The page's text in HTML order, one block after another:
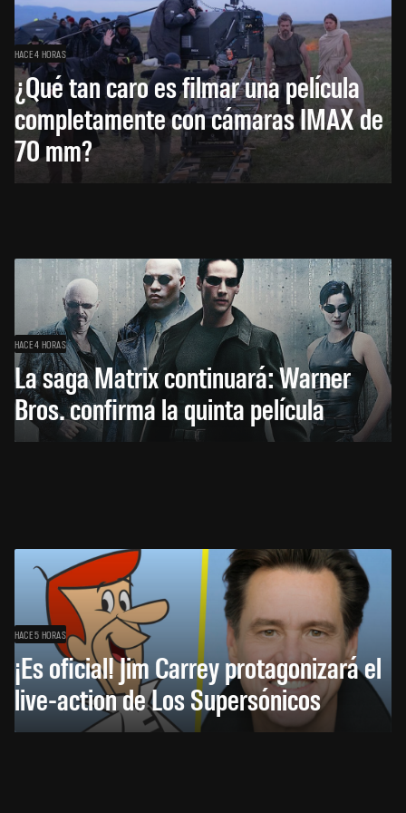
HACE 4 HORAS
¿Qué tan caro es filmar una película
completamente con cámaras IMAX de
70 mm?
HACE 4 HORAS
La saga Matrix continuará: Warner
Bros. confirma la quinta película
HACE 5 HORAS
¡Es oficial! Jim Carrey protagonizará el
live-action de Los Supersónicos